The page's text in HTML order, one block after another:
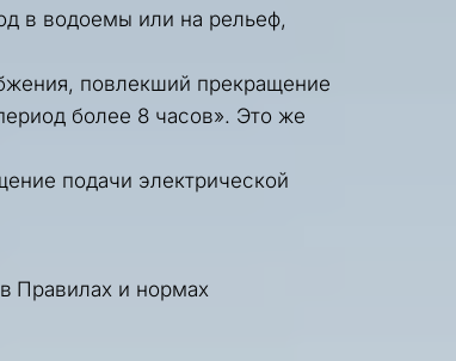
в водоемы или на рельеф,
повлекший прекращение
более 8 часов». Это же
подачи электрической
Правилах и нормах